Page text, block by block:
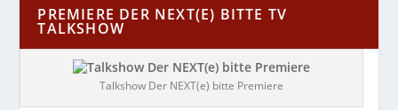
PREMIERE DER NEXT(E) BITTE TV
TALKSHOW
Talkshow Der NEXT(e) bitte Premiere